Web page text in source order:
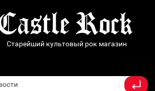
Старейший культовый рок магазин